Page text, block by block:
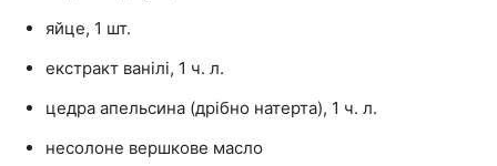
яйце, 1 шт.
екстракт ванілі, 1 ч. л.
цедра апельсина (дрібно натерта), 1 ч. л.
несолоне вершкове масло